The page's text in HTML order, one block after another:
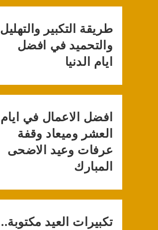
طريقة التكبير والتهليل
والتحميد في افضل
ايام الدنيا
افضل الاعمال في ايام
العشر وميعاد وقفة
عرفات وعيد الاضحى
المبارك
تكبيرات العيد مكتوبة..